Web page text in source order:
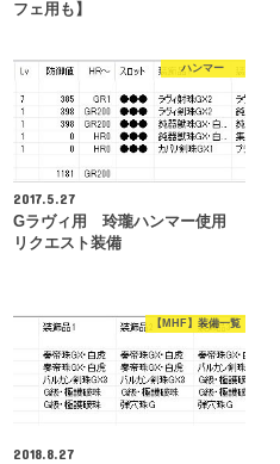
フェ用も】
ハンマー
2017.5.27
Gラヴィ用 玲瓏ハンマー使用
リクエスト装備
【MHF】装備一覧
2018.8.27